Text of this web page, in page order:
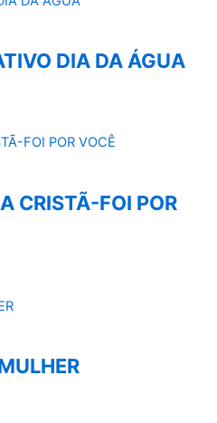
DIA DA ÁGUA
CRISTÃ-FOI POR